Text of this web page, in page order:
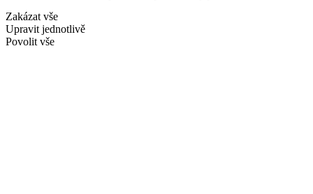
Zakázat vše
Upravit jednotlivě
Povolit vše